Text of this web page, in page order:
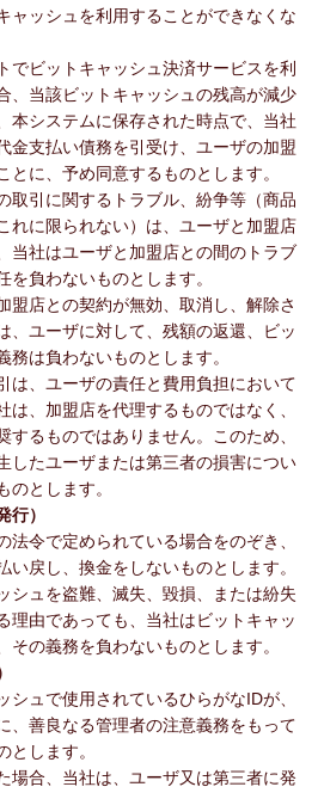
ャッシュを利用することができなくな
でビットキャッシュ決済サービスを利
、当該ビットキャッシュの残高が減少
本システムに保存された時点で、当社
金支払い債務を引受け、ユーザの加盟
とに、予め同意するものとします。
取引に関するトラブル、紛争等（商品
れに限られない）は、ユーザと加盟店
当社はユーザと加盟店との間のトラブ
を負わないものとします。
盟店との契約が無効、取消し、解除さ
、ユーザに対して、残額の返還、ビッ
務は負わないものとします。
は、ユーザの責任と費用負担において
、加盟店を代理するものではなく、
するものではありません。このため、
したユーザまたは第三者の損害につい
のとします。
行）
法令で定められている場合をのぞき、
い戻し、換金をしないものとします。
シュを盗難、滅失、毀損、または紛失
理由であっても、当社はビットキャッ
その義務を負わないものとします。
シュで使用されているひらがなIDが、
、善良なる管理者の注意義務をもって
とします。
場合、当社は、ユーザ又は第三者に発